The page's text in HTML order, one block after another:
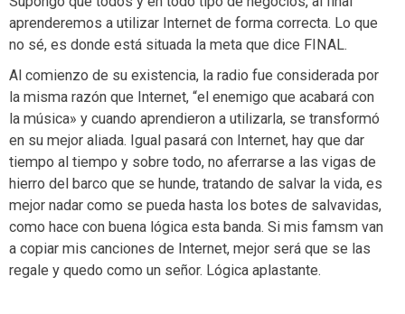
aprenderemos a utilizar Internet de forma correcta. Lo que
no sé, es donde está situada la meta que dice FINAL.
Al comienzo de su existencia, la radio fue considerada por
la misma razón que Internet, “el enemigo que acabará con
la música» y cuando aprendieron a utilizarla, se transformó
en su mejor aliada. Igual pasará con Internet, hay que dar
tiempo al tiempo y sobre todo, no aferrarse a las vigas de
hierro del barco que se hunde, tratando de salvar la vida, es
mejor nadar como se pueda hasta los botes de salvavidas,
como hace con buena lógica esta banda. Si mis famsm van
a copiar mis canciones de Internet, mejor será que se las
regale y quedo como un señor. Lógica aplastante.